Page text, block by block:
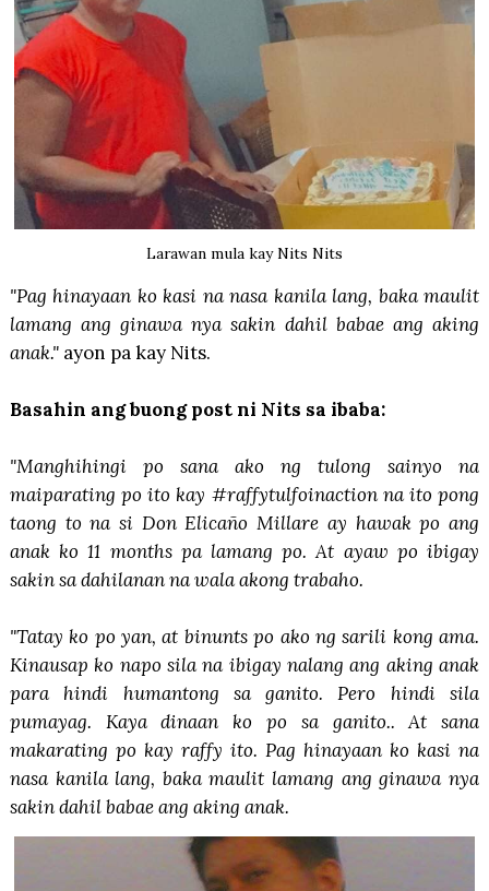
Larawan mula kay Nits Nits
"Pag hinayaan ko kasi na nasa kanila lang, baka maulit
lamang ang ginawa nya sakin dahil babae ang aking
anak."ayon pa kay Nits.
Basahin ang buong post ni Nits sa ibaba:
"Manghihingi po sana ako ng tulong sainyo na
maiparating po ito kay #raffytulfoinaction na ito pong
taong to na si Don Elicaño Millare ay hawak po ang
anak ko 11 months pa lamang po. At ayaw po ibigay
sakin sa dahilanan na wala akong trabaho.
"Tatay ko po yan, at binunts po ako ng sarili kong ama.
Kinausap ko napo sila na ibigay nalang ang aking anak
para hindi humantong sa ganito. Pero hindi sila
pumayag. Kaya dinaan ko po sa ganito.. At sana
makarating po kay raffy ito. Pag hinayaan ko kasi na
nasa kanila lang, baka maulit lamang ang ginawa nya
sakin dahil babae ang aking anak.